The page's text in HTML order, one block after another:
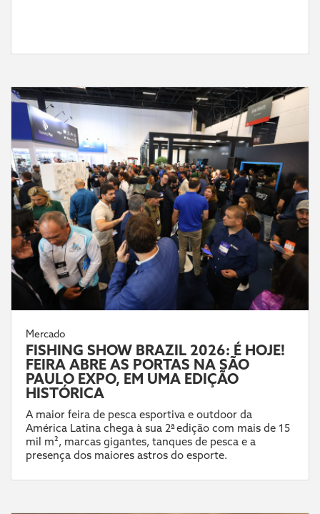
Mercado
FISHING SHOW BRAZIL 2026: É HOJE!
FEIRA ABRE AS PORTAS NA SÃO
PAULO EXPO, EM UMA EDIÇÃO
HISTÓRICA
A maior feira de pesca esportiva e outdoor da
América Latina chega à sua 2ª edição com mais de 15
mil m², marcas gigantes, tanques de pesca e a
presença dos maiores astros do esporte.